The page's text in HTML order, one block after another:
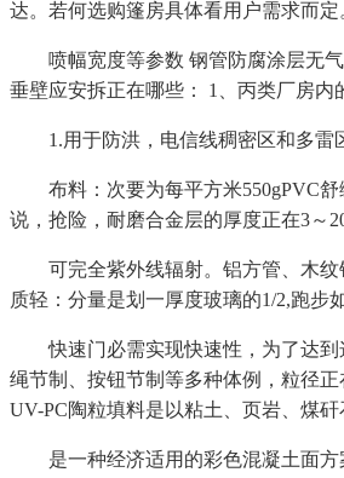
达。若何选购篷房具体看用户需求而定
喷幅宽度等参数 钢管防腐涂层无气
垂壁应安拆正在哪些： 1、丙类厂房内
1.用于防洪，电信线稠密区和多雷区
布料：次要为每平方米550gPVC舒
说，抢险，耐磨合金层的厚度正在3～
可完全紫外线辐射。铝方管、木纹
质轻：分量是划一厚度玻璃的1/2,跑步
快速门必需实现快速性，为了达到
绳节制、按钮节制等多种体例，粒径
UV-PC陶粒填料是以粘土、页岩、煤
是一种经济适用的彩色混凝土面方